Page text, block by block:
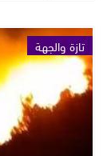
تازة والجهة